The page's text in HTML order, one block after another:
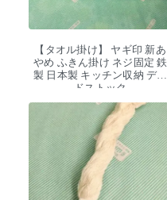
【タオル掛け】 ヤギ印 新あ
やめ ふきん掛け ネジ固定 鉄
製 日本製 キッチン収納 デッ
ドストック